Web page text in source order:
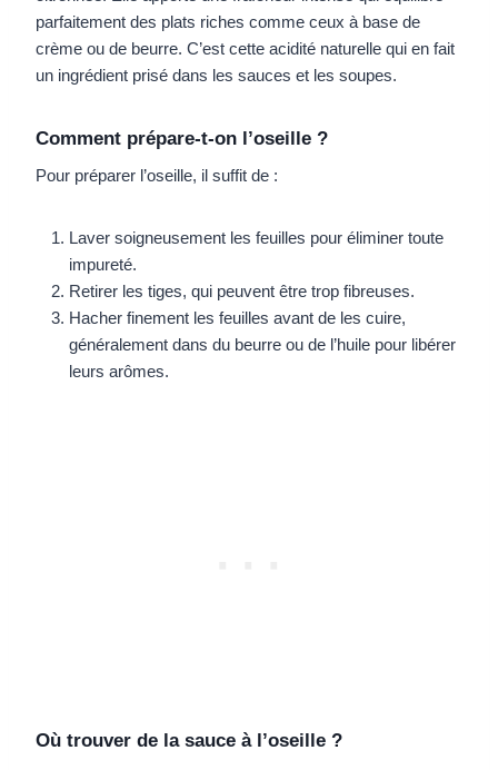
parfaitement des plats riches comme ceux à base de
crème ou de beurre. C’est cette acidité naturelle qui en fait
un ingrédient prisé dans les sauces et les soupes.
Comment prépare-t-on l’oseille ?
Pour préparer l’oseille, il suffit de :
Laver soigneusement les feuilles pour éliminer toute
impureté.
Retirer les tiges, qui peuvent être trop fibreuses.
Hacher finement les feuilles avant de les cuire,
généralement dans du beurre ou de l’huile pour libérer
leurs arômes.
Où trouver de la sauce à l’oseille ?